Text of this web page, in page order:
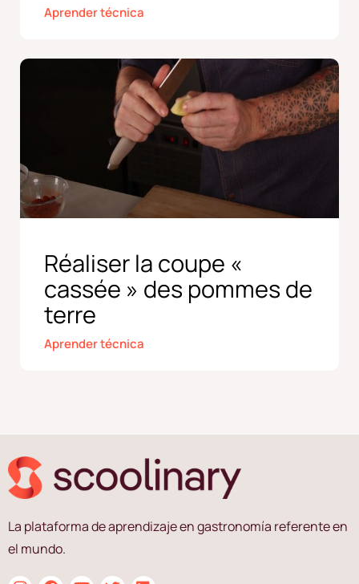
Aprender técnica
Réaliser la coupe «
cassée » des pommes de
terre
Aprender técnica
La plataforma de aprendizaje en gastronomía referente en
el mundo.